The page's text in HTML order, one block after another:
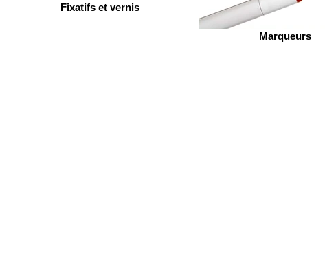
Fixatifs et vernis
Marqueurs